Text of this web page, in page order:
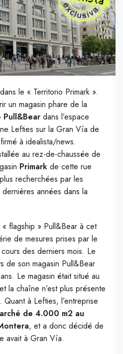
le « Territorio Primark ».
un magasin phare de la
Pull&Bear dans l’espace
Lefties sur la Gran Vía de
à idealista/news.
au rez-de-chaussée de
Primark de cette rue
recherchées par les
années dans la
« flagship » Pull&Bear à cet
de mesures prises par le
des derniers mois. Le
de son magasin Pull&Bear
Le magasin était situé au
la chaîne n’est plus présente
à Lefties, l’entreprise
de 4.000 m2 au
, et a donc décidé de
avait à Gran Vía.